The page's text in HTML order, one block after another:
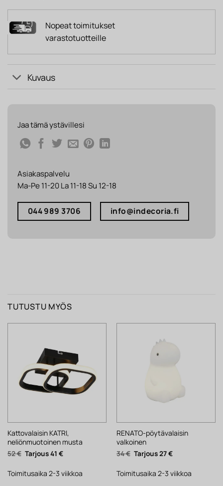
Nopeat toimitukset
varastotuotteille
Kuvaus
Jaa tämä ystävillesi
Asiakaspalvelu
Ma-Pe 11-20 La 11-18 Su 12-18
044 989 3706 info@indecoria.fi
TUTUSTU MYÖS
Kattovalaisin KATRI,
neliönmuotoinen musta
52€ Alkuperäinen
hinta
52 €.
41 €Nykyinen
41 €.
Toimitusaika 2-3 viikkoa
RENATO-pöytävalaisin
valkoinen
34€ Alkuperäinen
hinta
34 €.
27€Nykyinen
27 €.
Toimitusaika 2-3 viikkoa